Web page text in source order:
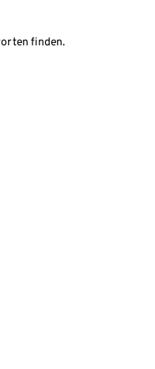
finden.